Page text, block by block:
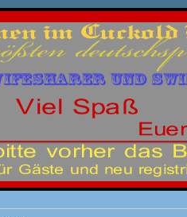
Einloggen Registrieren